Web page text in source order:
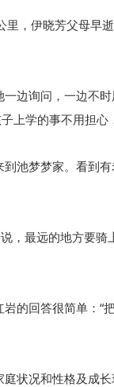
，伊晓芳父母早
边询问，一边不
子上学的事不用担
池梦梦家。看到
，最远的地方要
的回答很简单：“
状况和性格及成